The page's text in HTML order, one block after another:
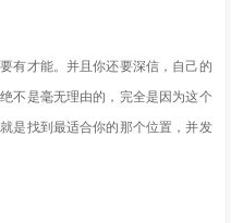
有才能。并且你还要深信，自己的
不是毫无理由的，完全是因为这个
是找到最适合你的那个位置，并发